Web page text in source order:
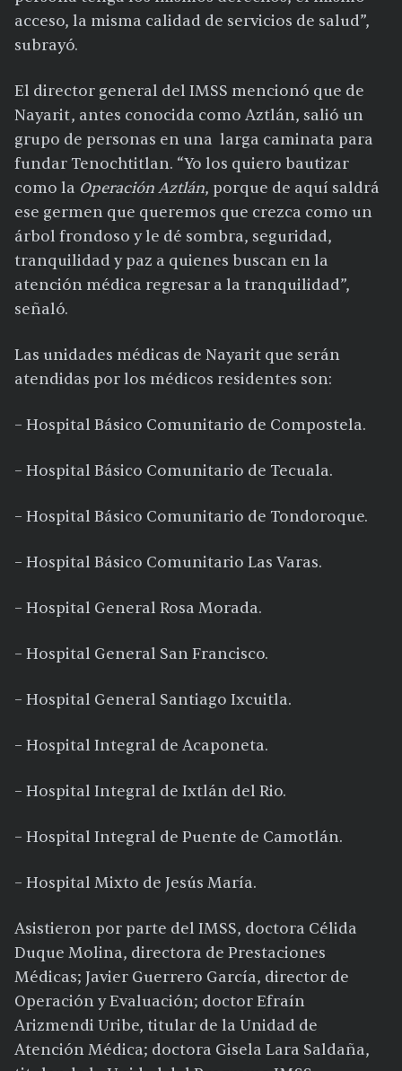
acceso, la misma calidad de servicios de salud”,
subrayó.
El director general del IMSS mencionó que de
Nayarit, antes conocida como Aztlán, salió un
grupo de personas en una larga caminata para
fundar Tenochtitlan. “Yo los quiero bautizar
como la Operación Aztlán, porque de aquí saldrá
ese germen que queremos que crezca como un
árbol frondoso y le dé sombra, seguridad,
tranquilidad y paz a quienes buscan en la
atención médica regresar a la tranquilidad”,
señaló.
Las unidades médicas de Nayarit que serán
atendidas por los médicos residentes son:
– Hospital Básico Comunitario de Compostela.
– Hospital Básico Comunitario de Tecuala.
– Hospital Básico Comunitario de Tondoroque.
– Hospital Básico Comunitario Las Varas.
– Hospital General Rosa Morada.
– Hospital General San Francisco.
– Hospital General Santiago Ixcuitla.
– Hospital Integral de Acaponeta.
– Hospital Integral de Ixtlán del Rio.
– Hospital Integral de Puente de Camotlán.
– Hospital Mixto de Jesús María.
Asistieron por parte del IMSS, doctora Célida
Duque Molina, directora de Prestaciones
Médicas; Javier Guerrero García, director de
Operación y Evaluación; doctor Efraín
Arizmendi Uribe, titular de la Unidad de
Atención Médica; doctora Gisela Lara Saldaña,